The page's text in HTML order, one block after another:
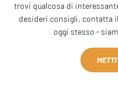
trovi qualcosa di
desideri consigli, contatta
oggi stesso -